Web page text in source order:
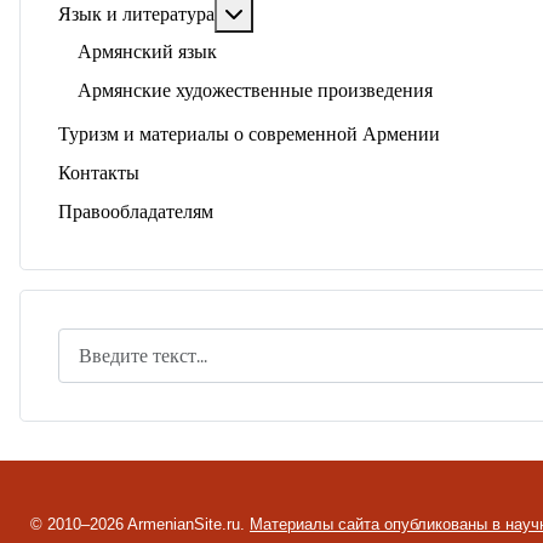
Язык и литература
Армянский язык
Армянские художественные произведения
Туризм и материалы о современной Армении
Контакты
Правообладателям
© 2010–2026 ArmenianSite.ru. Материалы сайта опубликованы в